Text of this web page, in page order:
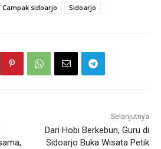
Campak sidoarjo Sidoarjo
Selanjutnya
Dari Hobi Berkebun, Guru di
Sidoarjo Buka Wisata Petik